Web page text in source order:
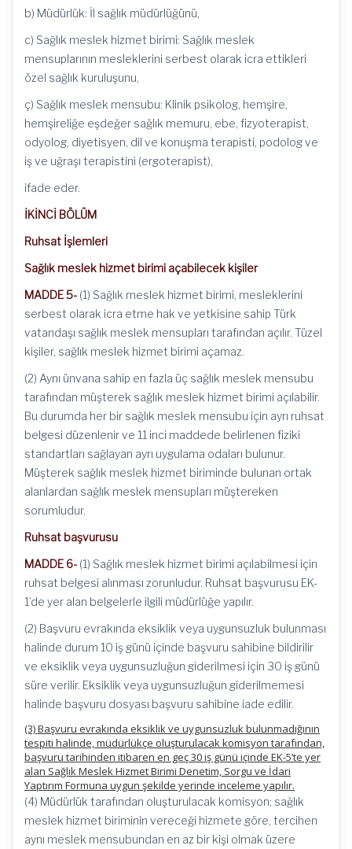
b) Müdürlük: İl sağlık müdürlüğünü,
c) Sağlık meslek hizmet birimi: Sağlık meslek
mensuplarının mesleklerini serbest olarak icra ettikleri
özel sağlık kuruluşunu,
ç) Sağlık meslek mensubu: Klinik psikolog, hemşire,
hemşireliğe eşdeğer sağlık memuru, ebe, fizyoterapist,
odyolog, diyetisyen, dil ve konuşma terapisti, podolog ve
iş ve uğraşı terapistini (ergoterapist),
ifade eder.
İKİNCİ BÖLÜM
Ruhsat İşlemleri
Sağlık meslek hizmet birimi açabilecek kişiler
MADDE 5- (1) Sağlık meslek hizmet birimi, mesleklerini
serbest olarak icra etme hak ve yetkisine sahip Türk
vatandaşı sağlık meslek mensupları tarafından açılır. Tüzel
kişiler, sağlık meslek hizmet birimi açamaz.
(2) Aynı ünvana sahip en fazla üç sağlık meslek mensubu
tarafından müşterek sağlık meslek hizmet birimi açılabilir.
Bu durumda her bir sağlık meslek mensubu için ayrı ruhsat
belgesi düzenlenir ve 11 inci maddede belirlenen fiziki
standartları sağlayan ayrı uygulama odaları bulunur.
Müşterek sağlık meslek hizmet biriminde bulunan ortak
alanlardan sağlık meslek mensupları müştereken
sorumludur.
Ruhsat başvurusu
MADDE 6- (1) Sağlık meslek hizmet birimi açılabilmesi için
ruhsat belgesi alınması zorunludur. Ruhsat başvurusu EK-
1’de yer alan belgelerle ilgili müdürlüğe yapılır.
(2) Başvuru evrakında eksiklik veya uygunsuzluk bulunması
halinde durum 10 iş günü içinde başvuru sahibine bildirilir
ve eksiklik veya uygunsuzluğun giderilmesi için 30 iş günü
süre verilir. Eksiklik veya uygunsuzluğun giderilmemesi
halinde başvuru dosyası başvuru sahibine iade edilir.
(3) Başvuru evrakında eksiklik ve uygunsuzluk bulunmadığının
tespiti halinde, müdürlükçe oluşturulacak komisyon tarafından,
başvuru tarihinden itibaren en geç 30 iş günü içinde EK-5’te yer
alan Sağlık Meslek Hizmet Birimi Denetim, Sorgu ve İdari
Yaptırım Formuna uygun şekilde yerinde inceleme yapılır.
(4) Müdürlük tarafından oluşturulacak komisyon; sağlık
meslek hizmet biriminin vereceği hizmete göre, tercihen
aynı meslek mensubundan en az bir kişi olmak üzere